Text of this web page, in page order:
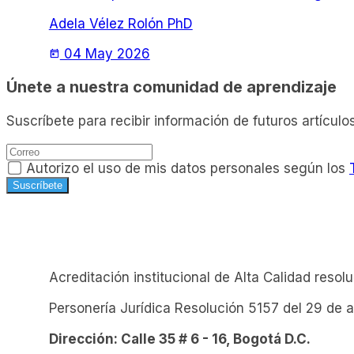
Adela Vélez Rolón PhD
today 04 May 2026
Únete a nuestra comunidad de aprendizaje
Suscríbete para recibir información de futuros
Autorizo el uso de mis datos personales según los
Suscríbete
Acreditación institucional de Alta Calidad
Personería Jurídica Resolución 5157 del 29 de
Dirección: Calle 35 # 6 - 16, Bogotá D.C.